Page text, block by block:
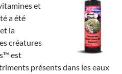
et
a été
la
créatures
est
présents dans les eaux